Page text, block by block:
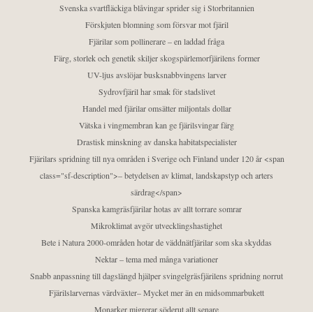
Svenska svartfläckiga blåvingar sprider sig i Storbritannien
Förskjuten blomning som försvar mot fjäril
Fjärilar som pollinerare – en laddad fråga
Färg, storlek och genetik skiljer skogspärlemorfjärilens former
UV-ljus avslöjar busksnabbvingens larver
Sydrovfjäril har smak för stadslivet
Handel med fjärilar omsätter miljontals dollar
Vätska i vingmembran kan ge fjärilsvingar färg
Drastisk minskning av danska habitatspecialister
Fjärilars spridning till nya områden i Sverige och Finland under 120 år <span
class="sf-description">– betydelsen av klimat, landskapstyp och arters
särdrag</span>
Spanska kamgräsfjärilar hotas av allt torrare somrar
Mikroklimat avgör utvecklingshastighet
Bete i Natura 2000-områden hotar de väddnätfjärilar som ska skyddas
Nektar – tema med många variationer
Snabb anpassning till dagslängd hjälper svingelgräsfjärilens spridning norrut
Fjärilslarvernas värdväxter– Mycket mer än en midsommarbukett
Monarker migrerar söderut allt senare